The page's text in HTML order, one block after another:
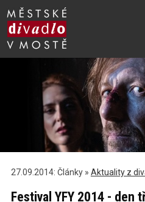
27.09.2014: Články » Aktuality z
Festival YFY 2014 - den